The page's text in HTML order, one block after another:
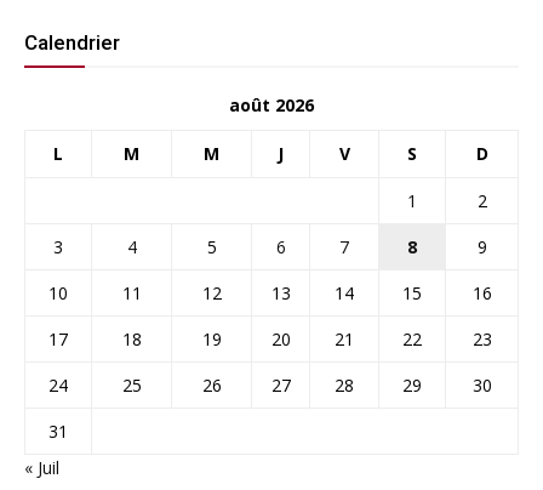
Calendrier
août 2026
L M M J V S D
1
2
3
4 5 6 7 8
9
10
11 12 13 14 15
16
17
18 19 20 21 22
23
24
25 26 27 28 29
30
31
« Juil